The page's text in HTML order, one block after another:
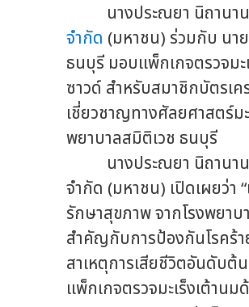
นางประณยา นิถานานน
จำกัด (มหาชน) ร่วมกับ นา
ธนบุรี มอบแพ็กเกจตรวจมะ
ซาวด์ สำหรับสมาชิกบัตรเ
เชี่ยวชาญทางศัลยศาสตร์ม
พยาบาลสมิติเวช ธนบุรี
นางประณยา นิถานานน
จำกัด (มหาชน) เปิดเผยว่า
รักษาสุขภาพ จากโรงพยา
สำคัญกับการป้องกันโรคร้า
สาเหตุการเสียชีวิตอันดับ
แพ็กเกจตรวจมะเร็งเต้าน